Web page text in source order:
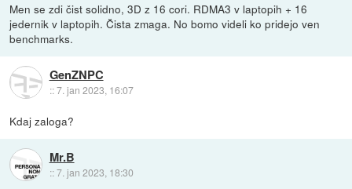
Men se zdi čist solidno, 3D z 16 cori. RDMA3 v laptopih + 16
jedernik v laptopih. Čista zmaga. No bomo videli ko pridejo ven
benchmarks.
GenZNPC
::7. jan 2023, 16:07
Kdaj zaloga?
Mr.B
::7. jan 2023, 18:30